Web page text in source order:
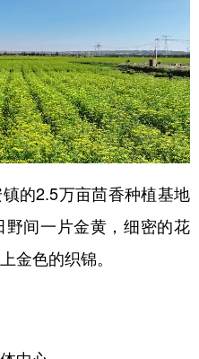
健康 能源
娱乐 时尚
的2.5万亩茴香种植基地
间一片金黄，细密的花
金色的织锦。